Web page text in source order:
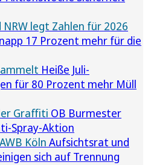
legt Zahlen für 2026
17 Prozent mehr für die
Heiße Juli-
für 80 Prozent mehr Müll
Graffiti OB Burmester
Spray-Aktion
Köln Aufsichtsrat und
sich auf Trennung